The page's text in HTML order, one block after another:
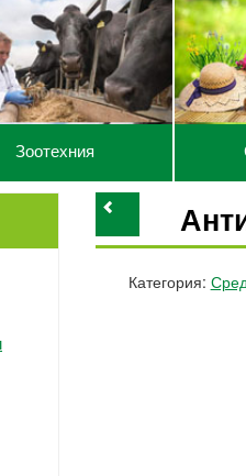
Зоотехния
Категория: